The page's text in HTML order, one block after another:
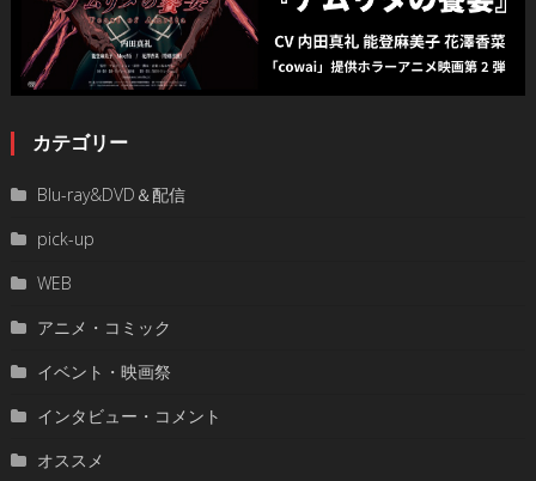
カテゴリー
Blu-ray&DVD＆配信
pick-up
WEB
アニメ・コミック
イベント・映画祭
インタビュー・コメント
オススメ